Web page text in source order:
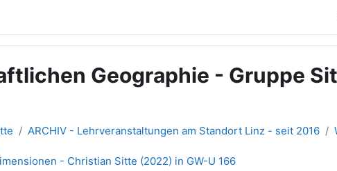
Geographie - Gruppe
ARCHIV - Lehrveranstaltungen am Standort Linz - seit 2016
- Christian Sitte (2022) in GW-U 166